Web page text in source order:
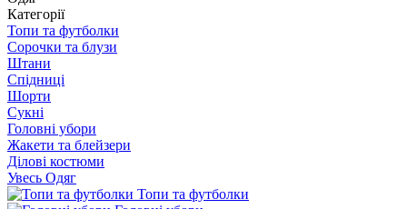
Категорії
Топи та футболки
Сорочки та блузи
Штани
Спідниці
Шорти
Сукні
Головні убори
Жакети та блейзери
Ділові костюми
Увесь Одяг
Топи та футболки